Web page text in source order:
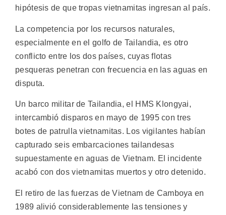
hipótesis de que tropas vietnamitas ingresan al país.
La competencia por los recursos naturales,
especialmente en el golfo de Tailandia, es otro
conflicto entre los dos países, cuyas flotas
pesqueras penetran con frecuencia en las aguas en
disputa.
Un barco militar de Tailandia, el HMS Klongyai,
intercambió disparos en mayo de 1995 con tres
botes de patrulla vietnamitas. Los vigilantes habían
capturado seis embarcaciones tailandesas
supuestamente en aguas de Vietnam. El incidente
acabó con dos vietnamitas muertos y otro detenido.
El retiro de las fuerzas de Vietnam de Camboya en
1989 alivió considerablemente las tensiones y